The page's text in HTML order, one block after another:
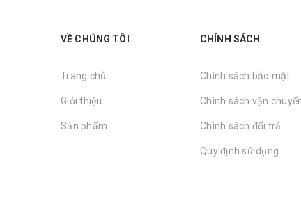
VỀ CHÚNG TÔI
Trang chủ
Giới thiệu
Sản phẩm
CHÍNH SÁCH
Chính sách bảo mật
Chính sách vận
Chính sách đổi trả
Quy định sử dụng